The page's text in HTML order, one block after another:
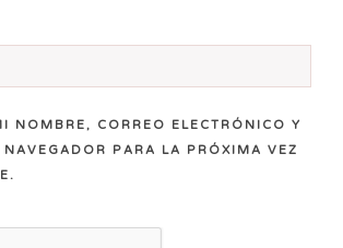
NOMBRE, CORREO ELECTRÓNICO Y
NAVEGADOR PARA LA PRÓXIMA VEZ